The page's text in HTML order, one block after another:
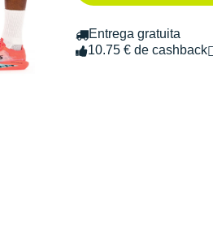
Entrega gratuita
10.75 € de cashback